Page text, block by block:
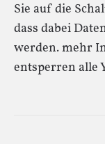
Sie auf die
dass dabei
werden. mehr
entsperren alle